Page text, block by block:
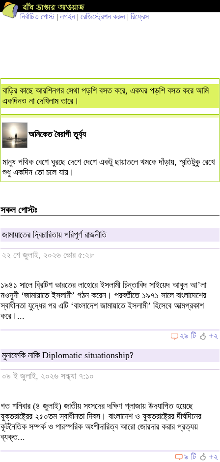
নির্বাচিত পোস্ট| লগইন | রেজিস্ট্রেশন করুন | রিফ্রেস
বাড়ির কাছে আরশিনগর সেথা পড়শি বসত করে, একঘর পড়শি বসত করে আমি
একদিনও না দেখিলাম তারে।
অনিকেত বৈরাগী তূর্য্য
মানুষ পথিক বেশে ঘুরছে দেশে দেশে একটু ছায়াতলে থমকে দাঁড়ায়, স্মৃতিটুকু রেখে
শুধু একদিন তো চলে যায়।
সকল পোস্টঃ
জামায়াতের দ্বিচারিতায় পরিপূর্ণ রাজনীতি
২২ শে জুলাই, ২০২৬ ভোর ৫:২৮
১৯৪১ সালে ব্রিটিশ ভারতের লাহোরে ইসলামী চিন্তাবিদ সাইয়েদ আবুল আ’লা
মওদূদী ‘জামায়াতে ইসলামী’ গঠন করেন। পরবর্তীতে ১৯৭১ সালে বাংলাদেশের
স্বাধীনতা যুদ্ধের পর এটি ‘বাংলাদেশ জামায়াতে ইসলামী’ হিসেবে আত্মপ্রকাশ
করে।...
২৯ টি
+২
মুনাফেকি নাকি Diplomatic situationship?
০৯ ই জুলাই, ২০২৬ সন্ধ্যা ৭:১০
গত শনিবার (৪ জুলাই) জাতীয় সংসদের দক্ষিণ প্লাজায় উদযাপিত হয়েছে
যুক্তরাষ্ট্রের ২৫০তম স্বাধীনতা দিবস। বাংলাদেশ ও যুক্তরাষ্ট্রের দীর্ঘদিনের
কূটনৈতিক সম্পর্ক ও পারস্পরিক অংশীদারিত্ব আরো জোরদার করার প্রত্যয়
ব্যক্ত...
৯ টি
+২